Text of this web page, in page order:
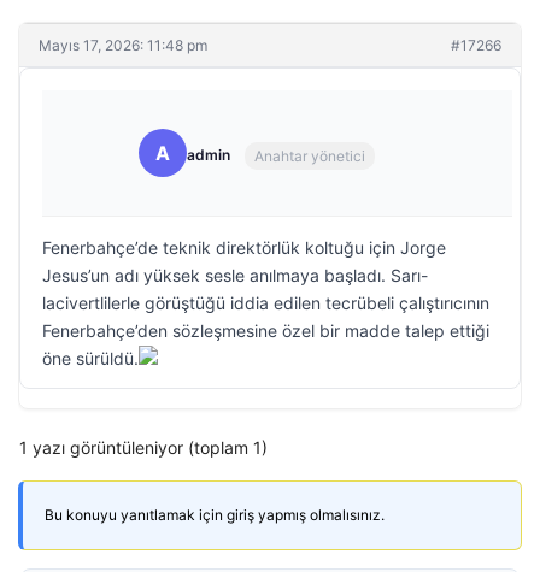
Mayıs 17, 2026: 11:48 pm #17266
A admin Anahtar yönetici
Fenerbahçe’de teknik direktörlük koltuğu için Jorge
Jesus’un adı yüksek sesle anılmaya başladı. Sarı-
lacivertlilerle görüştüğü iddia edilen tecrübeli çalıştırıcının
Fenerbahçe’den sözleşmesine özel bir madde talep ettiği
öne sürüldü.
1 yazı görüntüleniyor (toplam 1)
Bu konuyu yanıtlamak için giriş yapmış olmalısınız.